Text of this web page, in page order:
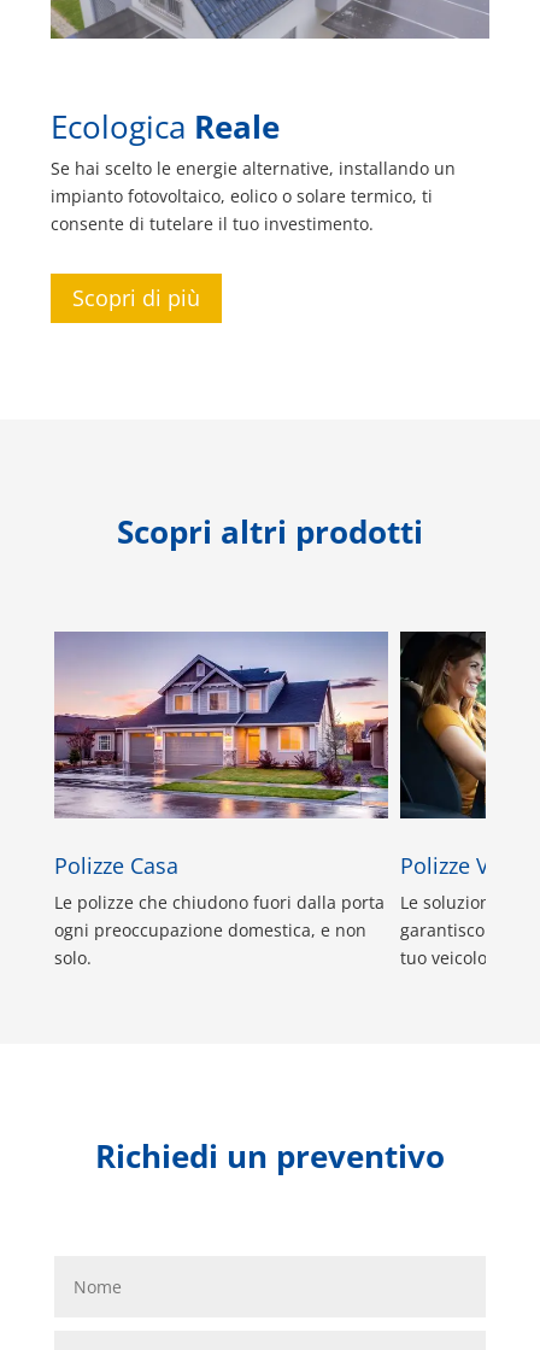
Ecologica Reale
Se hai scelto le energie alternative, installando un
impianto fotovoltaico, eolico o solare termico, ti
consente di tutelare il tuo investimento.
Scopri di più
Scopri altri prodotti
Polizze Casa
Le polizze che chiudono fuori dalla porta
ogni preoccupazione domestica, e non
solo.
Polizze
Le soluzioni di
garantiscono la
tuo veicolo o
Richiedi un preventivo